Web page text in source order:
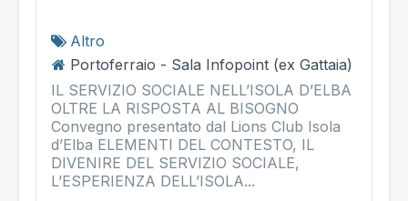
Altro
Portoferraio - Sala Infopoint (ex Gattaia)
IL SERVIZIO SOCIALE NELL’ISOLA D’ELBA
OLTRE LA RISPOSTA AL BISOGNO
Convegno presentato dal Lions Club Isola
d’Elba ELEMENTI DEL CONTESTO, IL
DIVENIRE DEL SERVIZIO SOCIALE,
L’ESPERIENZA DELL’ISOLA...